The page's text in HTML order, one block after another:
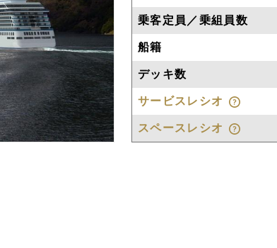
乗客定員／乗組員数
船籍
デッキ数
サービスレシオ
スペースレシオ